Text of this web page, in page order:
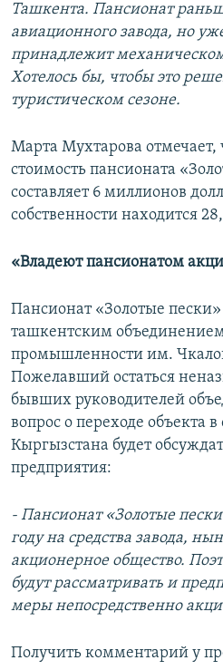
Ташкента. Пансионат
авиационного завода, но
принадлежит
Хотелось бы, чтобы это
туристическом сезоне.
Марта Мухтарова отмечает,
стоимость пансионата
составляет 6 миллионов
собственности находится
«Владеют пансионатом
Пансионат «Золотые пески»
ташкентским
промышленности им.
Пожелавший остаться
бывших руководителей
вопрос о переходе объекта в
Кыргызстана будет
предприятия:
- Пансионат «Золотые
году на средства завода,
акционерное общество.
будут рассматривать и
меры непосредственно
Получить комментарий у